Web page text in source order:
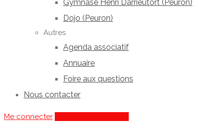
Gymnase Henri Darrieutort (Peuron)
Dojo (Peuron)
Autres
Agenda associatif
Annuaire
Foire aux questions
Nous contacter
Me connecter